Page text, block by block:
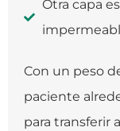
Otra capa
Con un peso
paciente
para transferir